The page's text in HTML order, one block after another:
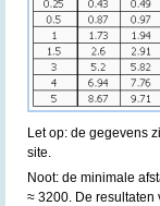
Let op: de gegevens
site.
Noot: de minimale
≈ 3200. De resultaten